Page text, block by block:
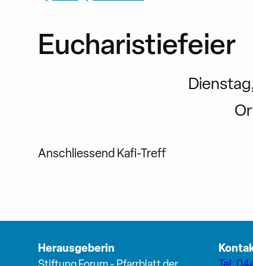
Eucharistiefeier
Anschliessend Kafi-Treff
Herausgeberin